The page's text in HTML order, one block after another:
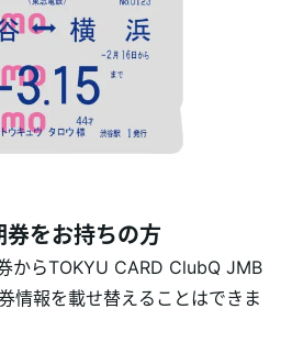
をお持ちの方
からTOKYU CARD ClubQ JMB
情報を載せ替えることはできま